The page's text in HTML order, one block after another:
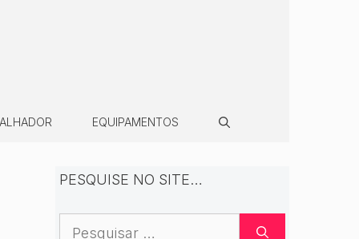
EQUIPAMENTOS
PESQUISE NO SITE…